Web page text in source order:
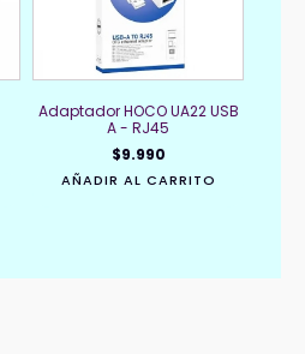
Adaptador HOCO UA22 USB
A - RJ45
$9.990
AÑADIR AL CARRITO